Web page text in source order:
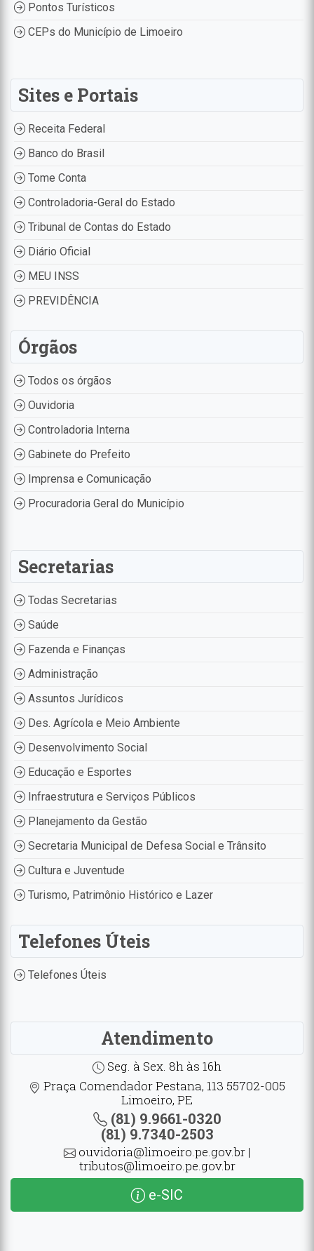
Pontos Turísticos
CEPs do Município de Limoeiro
Sites e Portais
Receita Federal
Banco do Brasil
Tome Conta
Controladoria-Geral do Estado
Tribunal de Contas do Estado
Diário Oficial
MEU INSS
PREVIDÊNCIA
Órgãos
Todos os órgãos
Ouvidoria
Controladoria Interna
Gabinete do Prefeito
Imprensa e Comunicação
Procuradoria Geral do Município
Secretarias
Todas Secretarias
Saúde
Fazenda e Finanças
Administração
Assuntos Jurídicos
Des. Agrícola e Meio Ambiente
Desenvolvimento Social
Educação e Esportes
Infraestrutura e Serviços Públicos
Planejamento da Gestão
Secretaria Municipal de Defesa Social e Trânsito
Cultura e Juventude
Turismo, Patrimônio Histórico e Lazer
Telefones Úteis
Telefones Úteis
Atendimento
Seg. à Sex. 8h às 16h
Praça Comendador Pestana, 113 55702-005
Limoeiro, PE
(81) 9.9661-0320
(81) 9.7340-2503
ouvidoria@limoeiro.pe.gov.br |
tributos@limoeiro.pe.gov.br
e-SIC